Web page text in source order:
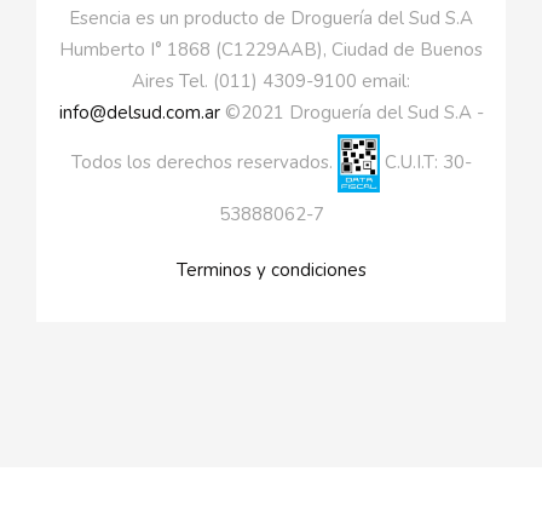
Esencia es un producto de Droguería del Sud S.A
Humberto I° 1868 (C1229AAB), Ciudad de Buenos
Aires Tel. (011) 4309-9100 email:
info@delsud.com.ar©2021 Droguería del Sud S.A -
Todos los derechos reservados. C.U.I.T: 30-
53888062-7
Terminos y condiciones